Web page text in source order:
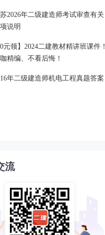
2026年二级建造师考试审查有关
说明
0元领】2024二建教材精讲班课件！
精编、不看后悔！
年二级建造师机电工程真题答案
流